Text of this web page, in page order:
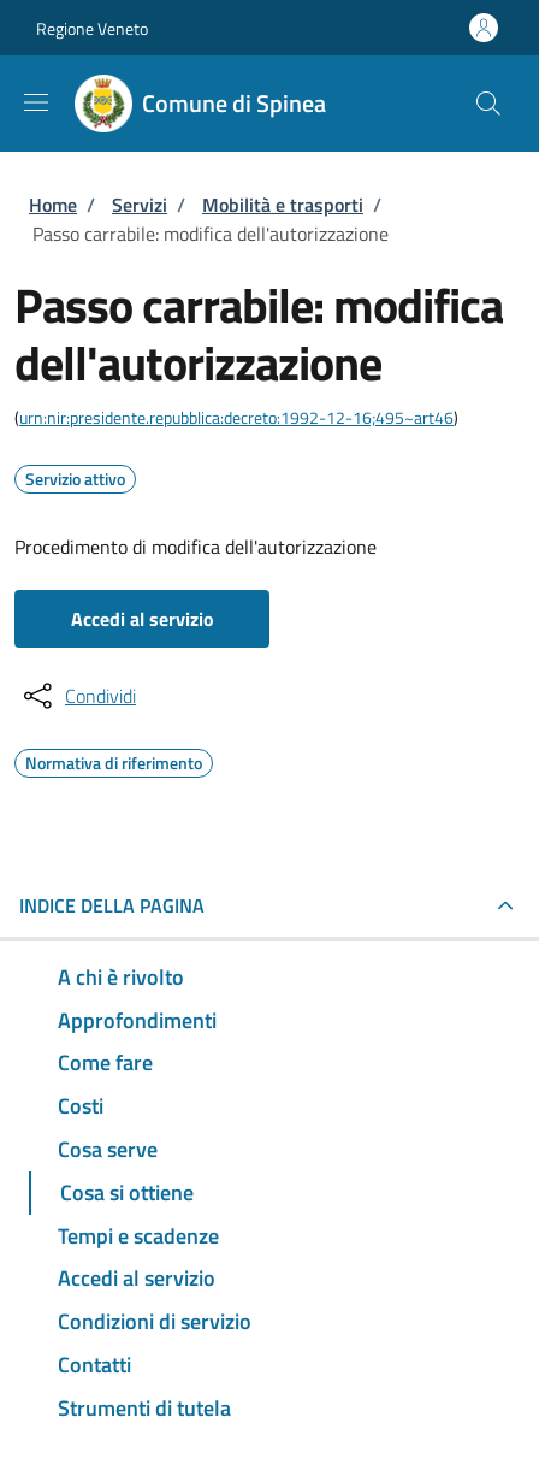
Regione Veneto
Comune di Spinea
Briciole di pane
Home / Servizi / Mobilità e trasporti /
Passo carrabile: modifica dell'autorizzazione
Passo carrabile: modifica
dell'autorizzazione
(urn:nir:presidente.repubblica:decreto:1992-12-16;495~art46)
Servizio attivo
Procedimento di modifica dell'autorizzazione
Accedi al servizio
Condividi
Normativa di riferimento
INDICE DELLA PAGINA
A chi è rivolto
Approfondimenti
Come fare
Costi
Cosa serve
Cosa si ottiene
Tempi e scadenze
Accedi al servizio
Condizioni di servizio
Contatti
Strumenti di tutela